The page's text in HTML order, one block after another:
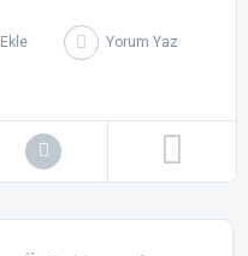
Yorum Yaz